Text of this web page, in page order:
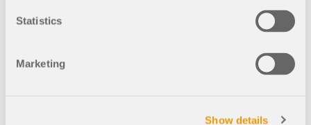
Statistics
Marketing
Show details
该项目为徐州工程学院东校区
的看台膜结构遮阳棚， 由江苏
金工空间结构有限公司进行设